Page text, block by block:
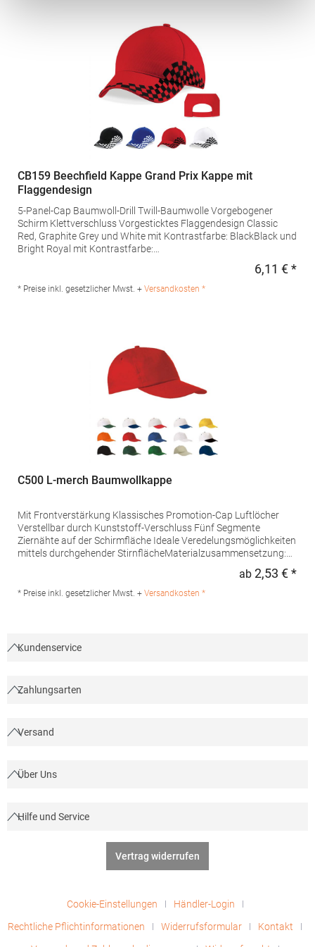
CB159 Beechfield Kappe Grand Prix Kappe mit
Flaggendesign
5-Panel-Cap Baumwoll-Drill Twill-Baumwolle Vorgebogener
Schirm Klettverschluss Vorgesticktes Flaggendesign Classic
Red, Graphite Grey und White mit Kontrastfarbe: BlackBlack und
Bright Royal mit Kontrastfarbe:
Grand Prix Cap Angaben zur Produktsicherheit: Herst.-Nr.:
B159Hersteller: Beechfield Brands Europe B.V. Posthoornstraat
6,11 € *
* Preise inkl. gesetzlicher Mwst. + Versandkosten *
C500 L-merch Baumwollkappe
Mit Frontverstärkung Klassisches Promotion-Cap Luftlöcher
Verstellbar durch Kunststoff-Verschluss Fünf Segmente
Ziernähte auf der Schirmfläche Ideale Veredelungsmöglichkeiten
mittels durchgehender StirnflächeMaterialzusammensetzung:
C500Hersteller: printwear.eu GmbH & Co. KG Rheinlanddamm
199 44139 Dortmund Deutschland E-Mail: info@printwear.eu
ab 2,53 € *
* Preise inkl. gesetzlicher Mwst. + Versandkosten *
Kundenservice
Zahlungsarten
Versand
Über Uns
Hilfe und Service
Vertrag widerrufen
Cookie-Einstellungen
Händler-Login
Rechtliche Pflichtinformationen
Widerrufsformular
Kontakt